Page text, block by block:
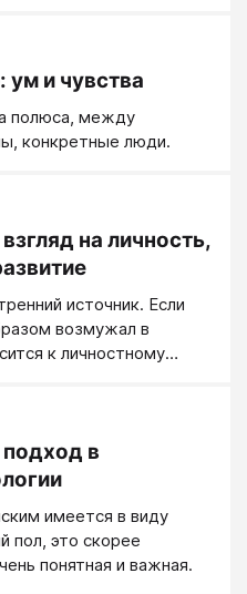
и чувства
полюса, между
конкретные люди.
на личность,
источник. Если
возмужал в
к личностному
в
имеется в виду
пол, это скорее
понятная и важная.